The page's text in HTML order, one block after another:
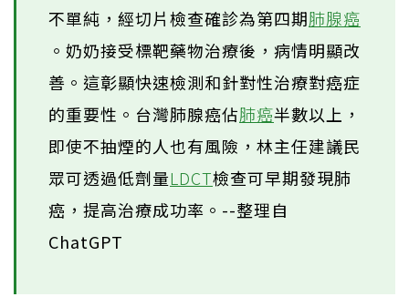
不單純，經切片檢查確診為第四期肺腺癌
。奶奶接受標靶藥物治療後，病情明顯改
善。這彰顯快速檢測和針對性治療對癌症
的重要性。台灣肺腺癌佔肺癌半數以上，
即使不抽煙的人也有風險，林主任建議民
眾可透過低劑量LDCT檢查可早期發現肺
癌，提高治療成功率。--整理自
ChatGPT